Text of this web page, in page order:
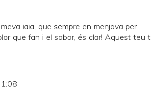
iaia, que sempre en menjava per
que fan i el sabor, és clar! Aquest teu